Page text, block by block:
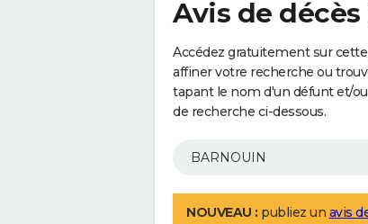
Avis de décès
Accédez gratuitement sur cette
affiner votre recherche ou
tapant le nom d'un défunt et/
de recherche ci-dessous.
NOUVEAU : publiez un avis